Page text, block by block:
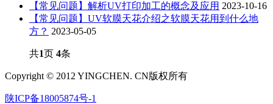
【常见问题】解析UV打印加工的概念及应用 2023-10-16
【常见问题】UV软膜天花介绍之软膜天花用到什么地
方？ 2023-05-05
共1页 4条
Copyright © 2012 YINGCHEN. CN版权所有
陕ICP备18005874号-1